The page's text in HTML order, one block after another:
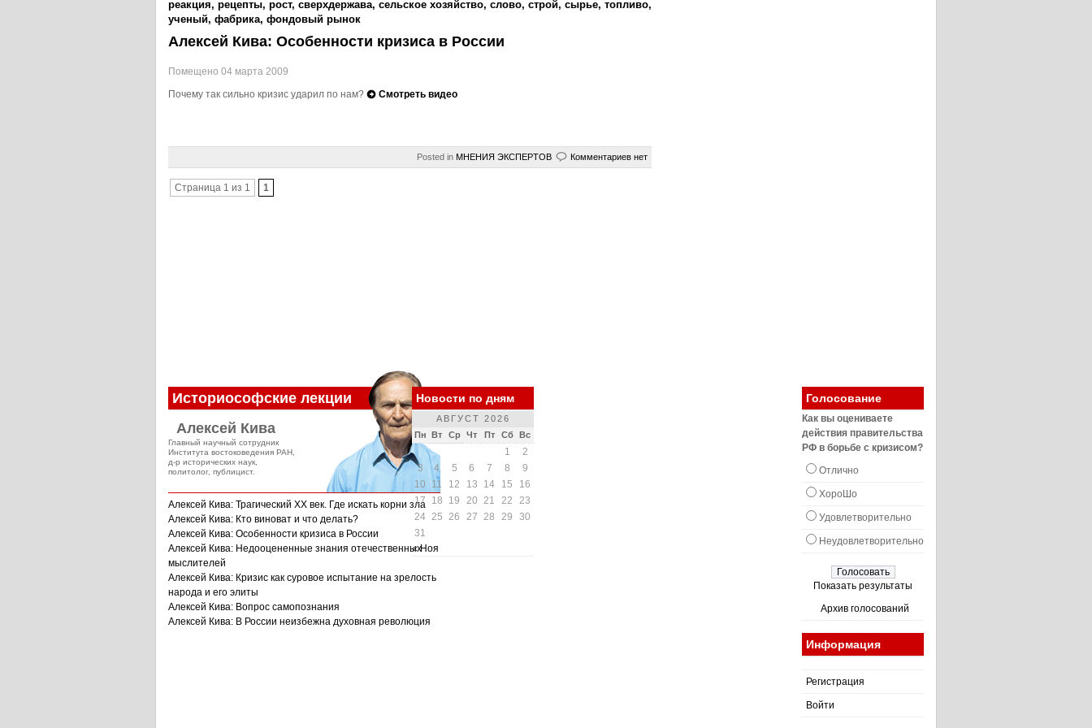
реакция, рецепты, рост, сверхдержава, сельское хозяйство, слово, строй, сырье, топливо,
ученый, фабрика, фондовый рынок
Алексей Кива: Особенности кризиса в России
Помещено 04 марта 2009
Почему так сильно кризис ударил по нам?
Смотреть видео
Posted in МНЕНИЯ ЭКСПЕРТОВ Комментариев нет
Страница 1 из 1 1
Историософские лекции
Алексей Кива
Главный научный сотрудник
Института востоковедения РАН,
д-р исторических наук,
политолог, публицист.
Алексей Кива: Трагический XX век. Где искать корни зла
Алексей Кива: Кто виноват и что делать?
Алексей Кива: Особенности кризиса в России
Алексей Кива: Недооцененные знания отечественных
мыслителей
Алексей Кива: Кризис как суровое испытание на зрелость
народа и его элиты
Алексей Кива: Вопрос самопознания
Алексей Кива: В России неизбежна духовная революция
Новости по дням
АВГУСТ 2026
Пн Вт Ср Чт Пт Сб Вс
1
2
3
4 5 6 7 8
9
10
11 12 13 14 15
16
17
18 19 20 21 22
23
24 25 26 27 28 29
30
31
« Ноя
Голосование
Как вы оцениваете
действия правительства
РФ в борьбе с кризисом?
Отлично
ХороШо
Удовлетворительно
Неудовлетворительно
Показать результаты
Архив голосований
Информация
Регистрация
Войти